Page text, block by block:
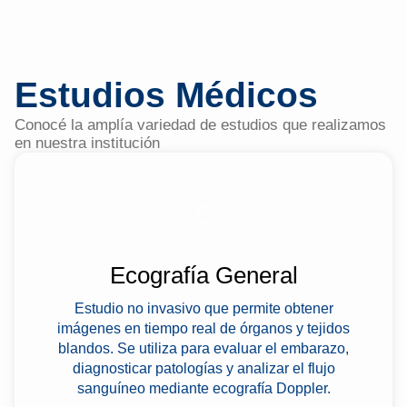
Estudios Médicos
Conocé la amplía variedad de estudios que realizamos
en nuestra institución
Ecografía General
Estudio no invasivo que permite obtener
imágenes en tiempo real de órganos y tejidos
blandos. Se utiliza para evaluar el embarazo,
diagnosticar patologías y analizar el flujo
sanguíneo mediante ecografía Doppler.